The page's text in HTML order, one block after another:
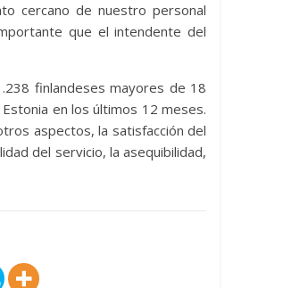
cercano de nuestro personal
que el intendente del
finlandeses mayores de 18
en los últimos 12 meses.
aspectos, la satisfacción del
del servicio, la asequibilidad,